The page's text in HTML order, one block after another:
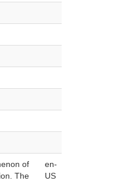
of
The
en-
US